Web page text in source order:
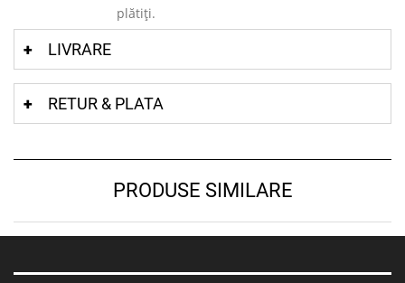
plătiți.
LIVRARE
RETUR & PLATA
PRODUSE SIMILARE